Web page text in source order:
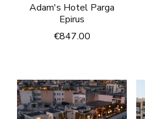
Adam's Hotel Parga
Epirus
€847.00